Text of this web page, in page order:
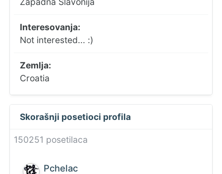
Interesovanja:
Not interested... :)
Zemlja:
Croatia
Skorašnji posetioci profila
150251 posetilaca
Pchelac